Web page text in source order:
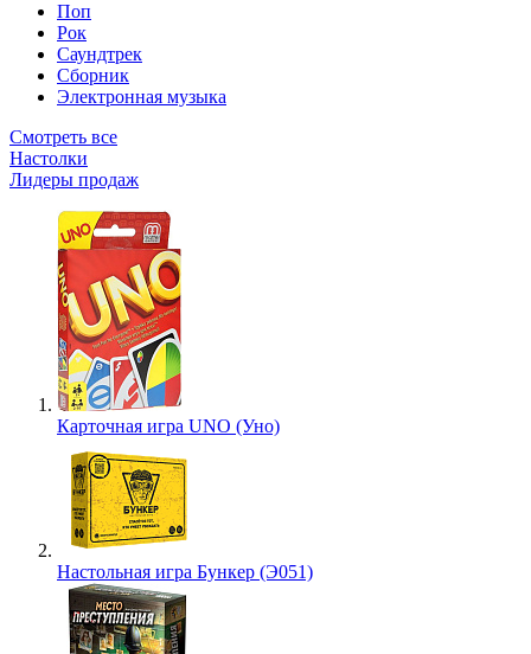
Поп
Рок
Саундтрек
Сборник
Электронная музыка
Смотреть все
Настолки
Лидеры продаж
Карточная игра UNO (Уно)
Настольная игра Бункер (Э051)